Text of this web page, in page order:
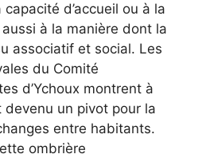
d’accueil ou à la
à la manière dont la
associatif et social. Les
du Comité
d’Ychoux montrent à
un pivot pour la
entre habitants.
ombrière